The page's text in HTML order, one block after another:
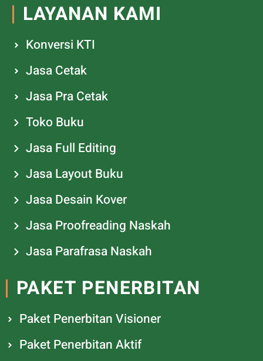
LAYANAN KAMI
Konversi KTI
Jasa Cetak
Jasa Pra Cetak
Toko Buku
Jasa Full Editing
Jasa Layout Buku
Jasa Desain Kover
Jasa Proofreading Naskah
Jasa Parafrasa Naskah
PAKET PENERBITAN
Paket Penerbitan Visioner
Paket Penerbitan Aktif